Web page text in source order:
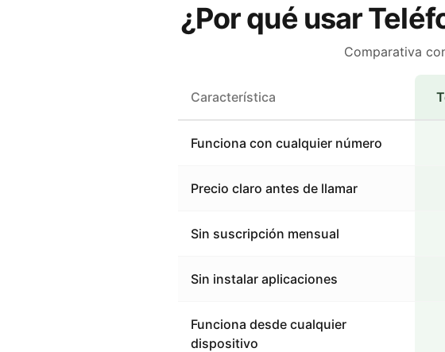
¿Por qué usar
Comparativa
Característica
Funciona con cualquier número
Precio claro antes de llamar
Sin suscripción mensual
Sin instalar aplicaciones
Funciona desde cualquier
dispositivo